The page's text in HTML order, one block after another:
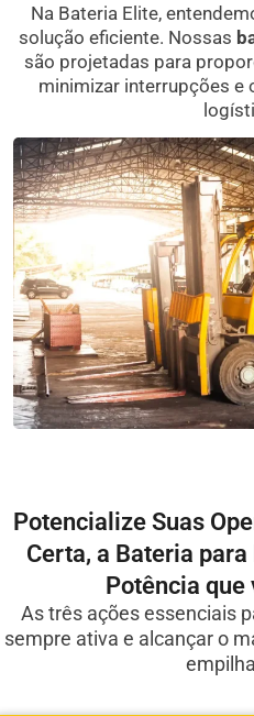
Na Bateria Elite,
solução eficiente. Nossas
são projetadas para
minimizar interrupções e
Potencialize Suas
Certa, a Bateria
Potência que
As três ações essenciais
sempre ativa e alcançar o